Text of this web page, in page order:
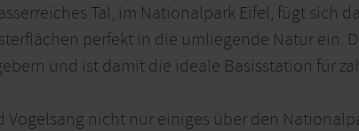
Tal, im Nationalpark Eifel, fügt sich
perfekt in die umliegende Natur ein.
und ist damit die ideale Basisstation für
Vogelsang nicht nur einiges über den